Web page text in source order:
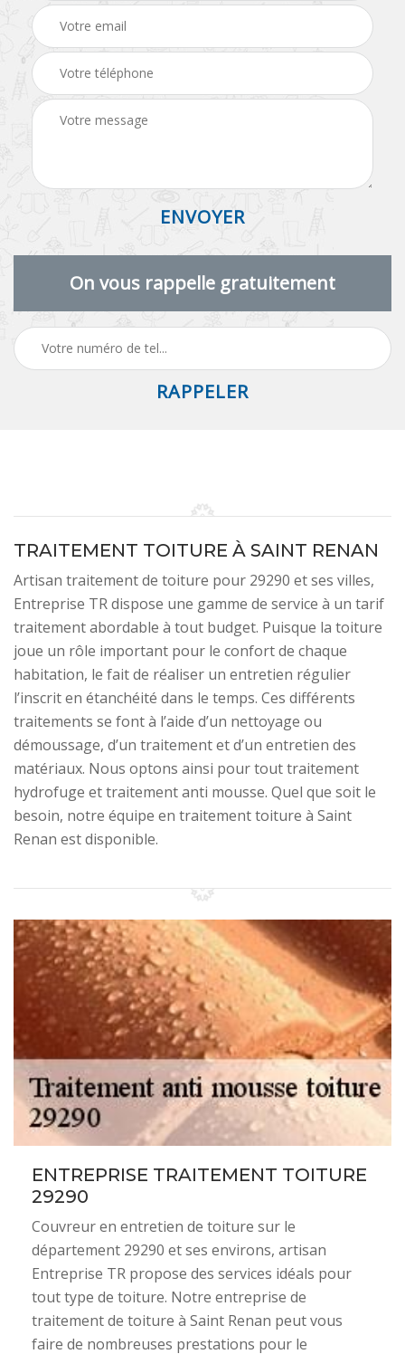
On vous rappelle gratuitement
TRAITEMENT TOITURE À SAINT RENAN
Artisan traitement de toiture pour 29290 et ses villes,
Entreprise TR dispose une gamme de service à un tarif
traitement abordable à tout budget. Puisque la toiture
joue un rôle important pour le confort de chaque
habitation, le fait de réaliser un entretien régulier
l’inscrit en étanchéité dans le temps. Ces différents
traitements se font à l’aide d’un nettoyage ou
démoussage, d’un traitement et d’un entretien des
matériaux. Nous optons ainsi pour tout traitement
hydrofuge et traitement anti mousse. Quel que soit le
besoin, notre équipe en traitement toiture à Saint
Renan est disponible.
ENTREPRISE TRAITEMENT TOITURE
29290
Couvreur en entretien de toiture sur le
département 29290 et ses environs, artisan
Entreprise TR propose des services idéals pour
tout type de toiture. Notre entreprise de
traitement de toiture à Saint Renan peut vous
faire de nombreuses prestations pour le